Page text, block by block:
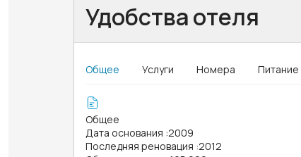
Удобства отеля
Общее Услуги Номера Питание
Общее
Дата основания :2009
Последняя реновация :2012